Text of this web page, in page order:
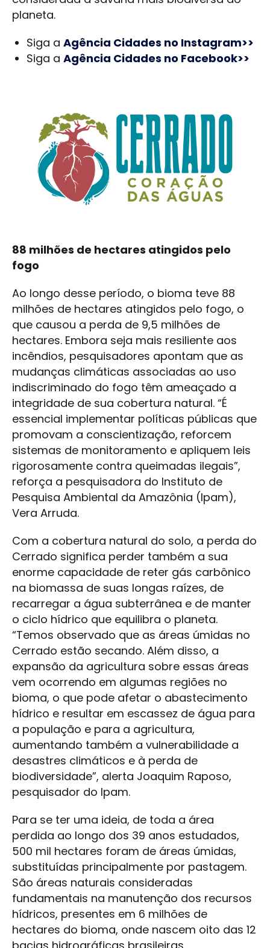
planeta.
Siga a Agência Cidades no Instagram>>
Siga a Agência Cidades no Facebook>>
88 milhões de hectares atingidos pelo
fogo
Ao longo desse período, o bioma teve 88
milhões de hectares atingidos pelo fogo, o
que causou a perda de 9,5 milhões de
hectares. Embora seja mais resiliente aos
incêndios, pesquisadores apontam que as
mudanças climáticas associadas ao uso
indiscriminado do fogo têm ameaçado a
integridade de sua cobertura natural. “É
essencial implementar políticas públicas que
promovam a conscientização, reforcem
sistemas de monitoramento e apliquem leis
rigorosamente contra queimadas ilegais”,
reforça a pesquisadora do Instituto de
Pesquisa Ambiental da Amazônia (Ipam),
Vera Arruda.
Com a cobertura natural do solo, a perda do
Cerrado significa perder também a sua
enorme capacidade de reter gás carbônico
na biomassa de suas longas raízes, de
recarregar a água subterrânea e de manter
o ciclo hídrico que equilibra o planeta.
“Temos observado que as áreas úmidas no
Cerrado estão secando. Além disso, a
expansão da agricultura sobre essas áreas
vem ocorrendo em algumas regiões no
bioma, o que pode afetar o abastecimento
hídrico e resultar em escassez de água para
a população e para a agricultura,
aumentando também a vulnerabilidade a
desastres climáticos e à perda de
biodiversidade”, alerta Joaquim Raposo,
pesquisador do Ipam.
Para se ter uma ideia, de toda a área
perdida ao longo dos 39 anos estudados,
500 mil hectares foram de áreas úmidas,
substituídas principalmente por pastagem.
São áreas naturais consideradas
fundamentais na manutenção dos recursos
hídricos, presentes em 6 milhões de
hectares do bioma, onde nascem oito das 12